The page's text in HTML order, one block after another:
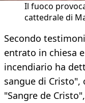
Il fuoco
cattedrale di
Secondo
entrato in chiesa
incendiario ha
sangue di
"Sangre de